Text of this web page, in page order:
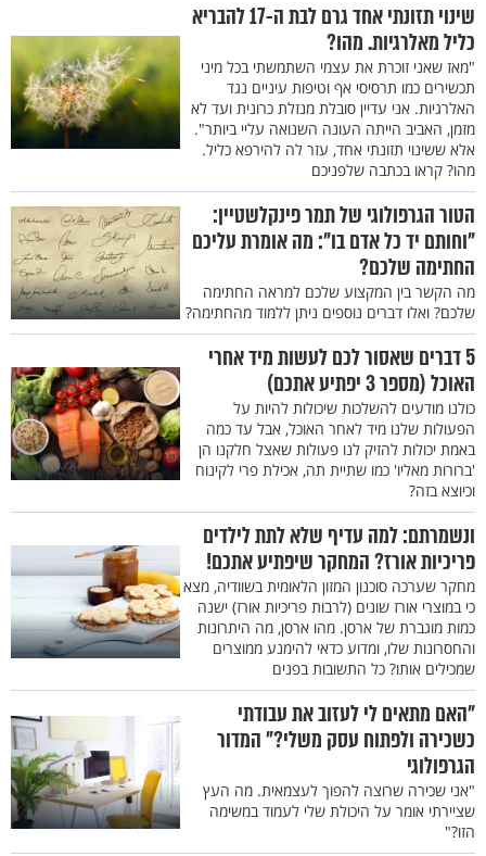
שינוי תזונתי אחד גרם לבת ה-17 להבריא
כליל מאלרגיות. מהו?
"מאז שאני זוכרת את עצמי השתמשתי בכל מיני
תכשירים כמו תרסיסי אף וטיפות עיניים נגד
האלרגיות. אני עדיין סובלת מנזלת כרונית ועד לא
מזמן, האביב הייתה העונה השנואה עליי ביותר".
אלא ששינוי תזונתי אחד, עזר לה להירפא כליל.
מהו? קראו בכתבה שלפניכם
הטור הגרפולוגי של תמר פינקלשטיין:
"וחותם יד כל אדם בו": מה אומרת עליכם
החתימה שלכם?
מה הקשר בין המקצוע שלכם למראה החתימה
שלכם? ואלו דברים נוספים ניתן ללמוד מהחתימה?
5 דברים שאסור לכם לעשות מיד אחרי
האוכל (מספר 3 יפתיע אתכם)
כולנו מודעים להשלכות שיכולות להיות על
הפעולות שלנו מיד לאחר האוכל, אבל עד כמה
באמת יכולות להזיק לנו פעולות שאצל חלקנו הן
'ברורות מאליו' כמו שתיית תה, אכילת פרי לקינוח
וכיוצא בזה?
ונשמרתם: למה עדיף שלא לתת לילדים
פריכיות אורז? המחקר שיפתיע אתכם!
מחקר שערכה סוכנון המזון הלאומית בשוודיה, מצא
כי במוצרי אורז שונים (לרבות פריכיות אורז) ישנה
כמות מוגברת של ארסן. מהו ארסן, מה היתרונות
והחסרונות שלו, ומדוע כדאי להימנע ממוצרים
שמכילים אותו? כל התשובות בפנים
"האם מתאים לי לעזוב את עבודתי
כשכירה ולפתוח עסק משלי?" המדור
הגרפולוגי
"אני שכירה שרוצה להפוך לעצמאית. מה העץ
שציירתי אומר על היכולת שלי לעמוד במשימה
הזו?"